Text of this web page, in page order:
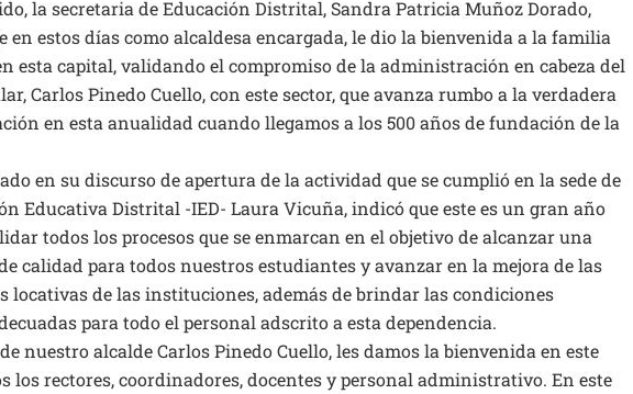
la secretaria de Educación Distrital, Sandra Patricia Muñoz Dorado,
en estos días como alcaldesa encargada, le dio la bienvenida a la familia
esta capital, validando el compromiso de la administración en cabeza del
Carlos Pinedo Cuello, con este sector, que avanza rumbo a la verdadera
en esta anualidad cuando llegamos a los 500 años de fundación de la
en su discurso de apertura de la actividad que se cumplió en la sede de
Educativa Distrital -IED- Laura Vicuña, indicó que este es un gran año
todos los procesos que se enmarcan en el objetivo de alcanzar una
calidad para todos nuestros estudiantes y avanzar en la mejora de las
locativas de las instituciones, además de brindar las condiciones
para todo el personal adscrito a esta dependencia.
nuestro alcalde Carlos Pinedo Cuello, les damos la bienvenida en este
los rectores, coordinadores, docentes y personal administrativo. En este